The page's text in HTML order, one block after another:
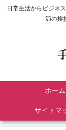
日常生活からビジネ
節の挨
ホーム
サイトマ